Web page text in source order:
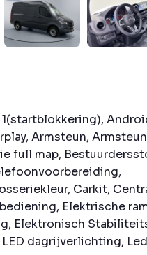
Armsteun,
full map,
Carkit,
Elektrische
Elektronisch
dagrijverlichting,